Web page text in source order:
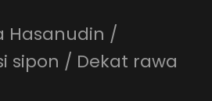
Hasanudin /
sipon / Dekat rawa